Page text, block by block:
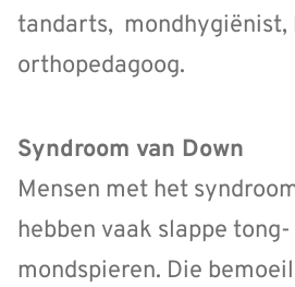
tandarts, mondhygiënist,
orthopedagoog.
Syndroom van Down
Mensen met het
hebben vaak slappe tong-
mondspieren. Die